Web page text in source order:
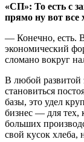
«СП»: То есть с
прямо ну вот все
— Конечно, есть.
экономический
сломано вокруг
В любой развитой
становиться
базы, это удел
бизнес — для тех,
больших
свой кусок хлеба,